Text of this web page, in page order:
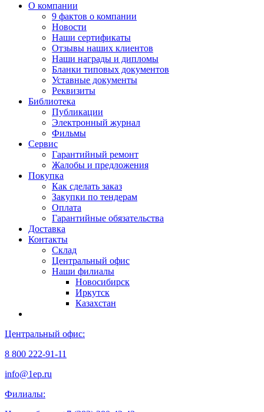
О компании
9 фактов о компании
Новости
Наши сертификаты
Отзывы наших клиентов
Наши награды и дипломы
Бланки типовых документов
Уставные документы
Реквизиты
Библиотека
Публикации
Электронный журнал
Фильмы
Сервис
Гарантийный ремонт
Жалобы и предложения
Покупка
Как сделать заказ
Закупки по тендерам
Оплата
Гарантийные обязательства
Доставка
Контакты
Склад
Центральный офис
Наши филиалы
Новосибирск
Иркутск
Казахстан
Центральный офис:
8 800 222-91-11
info@1ep.ru
Филиалы: